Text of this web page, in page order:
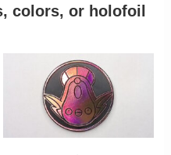
colors, or holofoil